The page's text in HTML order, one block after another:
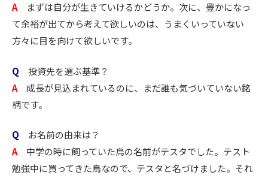
A
まずは自分が生きていけるかどうか。次に、豊かになっ
て余裕が出てから考えて欲しいのは、うまくいっていない
方々に目を向けて欲しいです。
Q 投資先を選ぶ基準？
A
成長が見込まれているのに、まだ誰も気づいていない銘
柄です。
Q お名前の由来は？
A
中学の時に飼っていた鳥の名前がテスタでした。テスト
勉強中に買ってきた鳥なので、テスタと名づけました。それ